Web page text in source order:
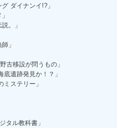
ダイナンイ!?」
。」
」
古移設が問うもの」
遺跡発見か！？」
ステリー」
タル教科書」